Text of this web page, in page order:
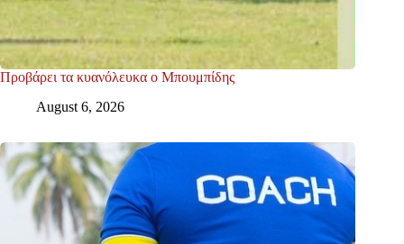
Προβάρει τα κυανόλευκα ο Μπουμπίδης
August 6, 2026